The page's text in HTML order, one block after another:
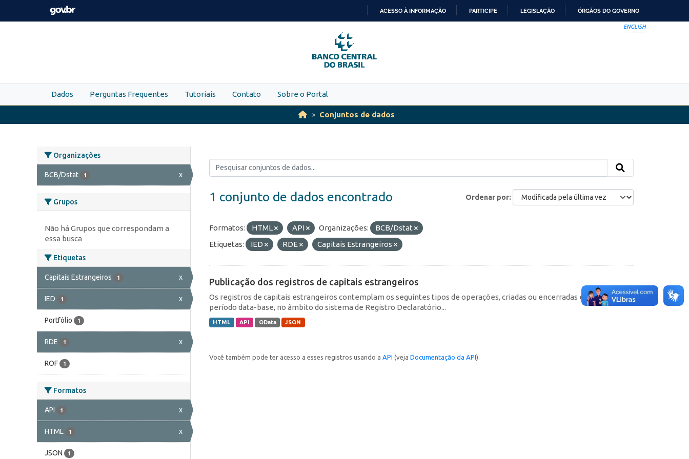
Skip to main content
PARA
O
CONTEÚDO
ACESSO À INFORMAÇÃO PARTICIPE LEGISLAÇÃO ÓRGÃOS DO GOVERNO
ENGLISH
Dados Perguntas Frequentes Tutoriais Contato Sobre o Portal
Conjuntos de dados
Organizações
BCB/Dstat 1 x
Grupos
Não há Grupos que correspondam a
essa busca
Etiquetas
Capitais Estrangeiros 1 x
IED 1 x
Portfólio 1
RDE 1 x
ROF 1
Formatos
API 1 x
HTML 1 x
JSON 1
Ordenar por
1 conjunto de dados encontrado
Formatos: HTML API Organizações:
BCB/Dstat
Etiquetas:
IED RDE Capitais Estrangeiros
Publicação dos registros de capitais estrangeiros
Os registros de capitais estrangeiros contemplam os seguintes tipos de operações, criadas ou encerradas em cada
período data-base, no âmbito do sistema de Registro Declaratório...
HTML API OData JSON
Você também pode ter acesso a esses registros usando a API (veja Documentação da API).